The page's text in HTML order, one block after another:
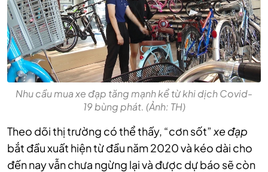
Nhu cầu mua xe đạp tăng mạnh kể từ khi dịch Covid-
19 bùng phát. (Ảnh: TH)
Theo dõi thị trường có thể thấy, “cơn sốt” xe đạp
bắt đầu xuất hiện từ đầu năm 2020 và kéo dài cho
đến nay vẫn chưa ngừng lại và được dự báo sẽ còn